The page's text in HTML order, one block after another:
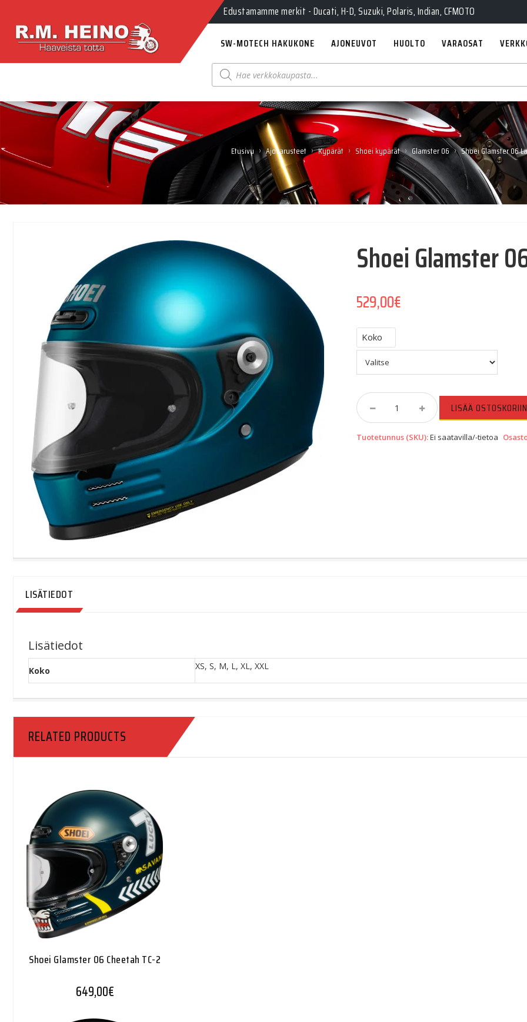
Myynti Ma-Pe 10-18, La 10-14, Huolto Ma-Pe 9-17
Edustamamme merkit - Ducati, H-D, Suzuki, Polaris, Indian, CFMOTO
SW-MOTECH HAKUKONE AJONEUVOT HUOLTO VARAOSAT
Products
search
Etusivu › Ajovarusteet › Kypärät › Shoei kypärät › Glamster 06 › Shoei Glamster 06
Shoei Glamster
529,00€
Koko
Shoei
Glamster
Laguna
LISÄÄ OSTOSKORIIN
Tuotetunnus (SKU):Ei saatavilla/-tietoa
LISÄTIEDOT
Lisätiedot
Koko XS, S, M, L, XL, XXL
RELATED PRODUCTS
Shoei Glamster 06 Cheetah TC-2
649,00€